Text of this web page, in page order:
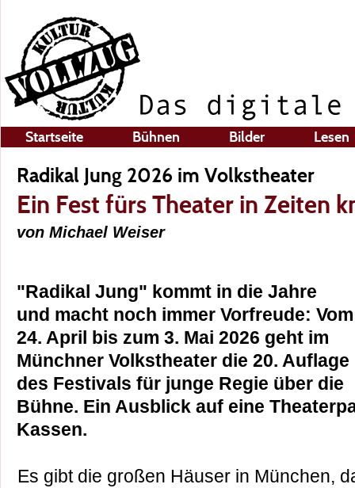
Startseite Bühnen Bilder Lesen
Radikal Jung 2026 im Volkstheater
Ein Fest fürs Theater in Zeiten
von Michael Weiser
"Radikal Jung" kommt in die Jahre
und macht noch immer Vorfreude: Vom
24. April bis zum 3. Mai 2026 geht im
Münchner Volkstheater die 20. Auflage
des Festivals für junge Regie über die
Bühne. Ein Ausblick auf eine
Kassen.
Es gibt die großen Häuser in München,